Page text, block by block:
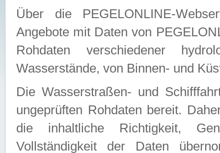
Über die PEGELONLINE-
Angebote mit Daten von
Rohdaten verschiedener
Wasserstände, von Binnen- und
Die Wasserstraßen- und
ungeprüften Rohdaten bereit.
die inhaltliche Richtigkeit,
Vollständigkeit der Daten